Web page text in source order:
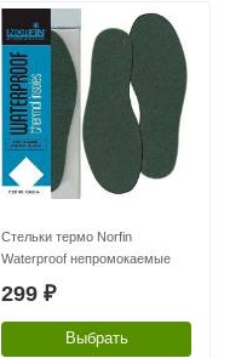
Стельки термо Norfin
Waterproof непромокаемые
299 ₽
Выбрать